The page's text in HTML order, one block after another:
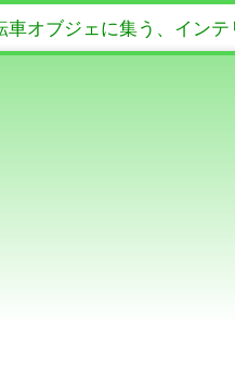
車オブジェに集う、イン